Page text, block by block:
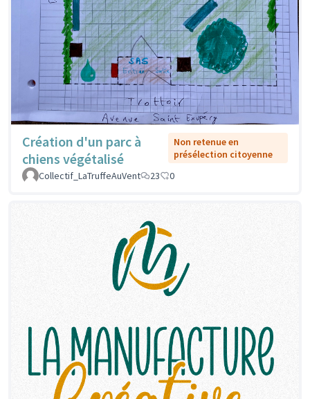
Création d'un parc à
chiens végétalisé
Non retenue en
présélection citoyenne
Collectif_LaTruffeAuVent
23 0